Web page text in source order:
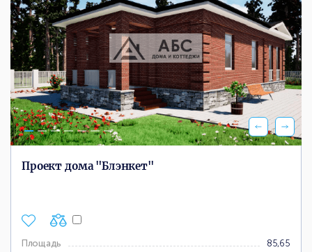
Проект дома "Блэнкет"
Площадь
85,65